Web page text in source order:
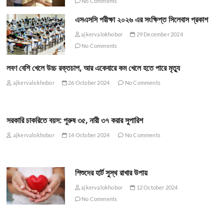
এসএসসি পরীক্ষা ২০২৬ এর সংক্ষিপ্ত সিলেবাস প্রকাশ
ajkervalokhobor
29 December 2024
No Comments
লবণ বেশি খেলে উচ্চ রক্তচাপ, আর একেবারে কম খেলে হতে পারে মৃত্যু
ajkervalokhobor 26 October 2024 No Comments
সরকারি চাকরিতে বয়স: পুরুষ ৩৫, নারী ৩৭ করার সুপারিশ
ajkervalokhobor 14 October 2024 No Comments
শিশুদের হার্ট সুস্থ রাখার উপায়
ajkervalokhobor
12 October 2024
No Comments